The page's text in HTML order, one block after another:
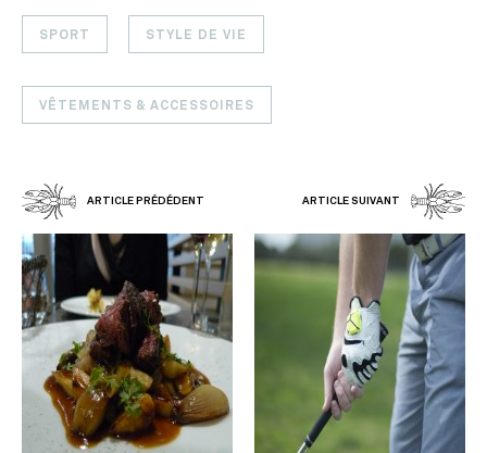
SPORT STYLE DE VIE
VÊTEMENTS & ACCESSOIRES
ARTICLE PRÉDÉDENT ARTICLE SUIVANT